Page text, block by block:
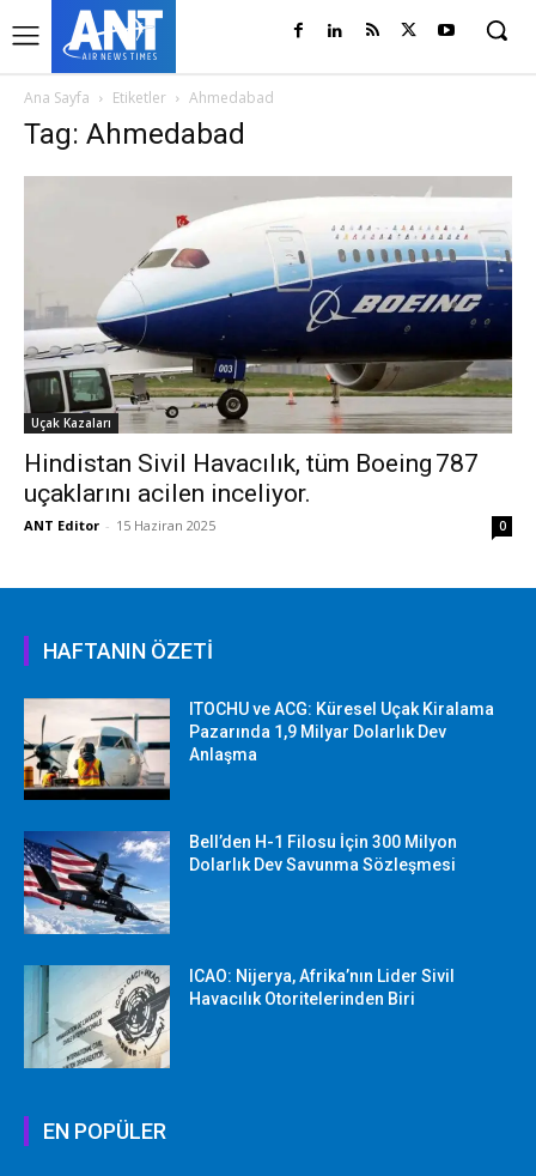
Ana Sayfa Etiketler Ahmedabad
Tag: Ahmedabad
Uçak Kazaları
Hindistan Sivil Havacılık, tüm Boeing 787
uçaklarını acilen inceliyor.
ANT Editor - 15 Haziran 2025 0
HAFTANIN ÖZETİ
ITOCHU ve ACG: Küresel Uçak Kiralama
Pazarında 1,9 Milyar Dolarlık Dev
Anlaşma
Bell’den H-1 Filosu İçin 300 Milyon
Dolarlık Dev Savunma Sözleşmesi
ICAO: Nijerya, Afrika’nın Lider Sivil
Havacılık Otoritelerinden Biri
EN POPÜLER